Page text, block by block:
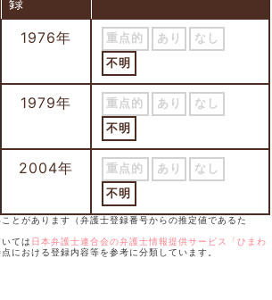
1976年 重点的 あり
なし
不明
1979年 重点的 あり
なし
不明
2004年 重点的 あり
なし
不明
とがあります（弁護士登録番号からの推定値であるた
ては 日本弁護士連合会の弁護士情報提供サービス「ひまわ
における登録内容等を参考に分類しています。